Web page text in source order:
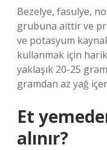
Bezelye, fasulye,
grubuna aittir ve
ve potasyum
kullanmak için
yaklaşık 20-25
gramdan az yağ
Et
alınır?